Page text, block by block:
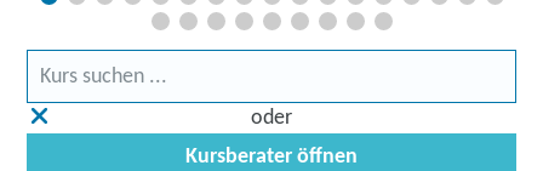
oder
Kursberater öffnen